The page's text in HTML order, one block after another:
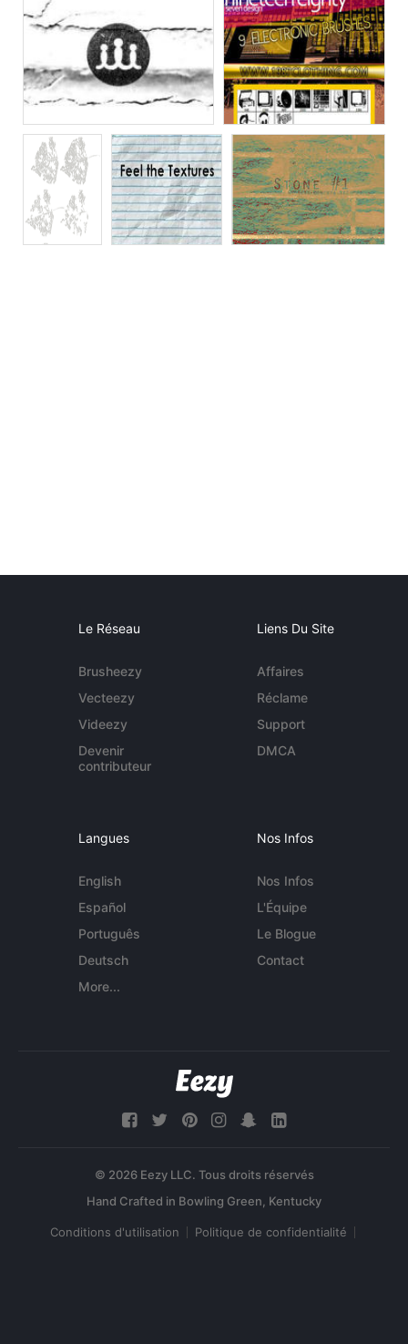
Le Réseau
Brusheezy
Vecteezy
Videezy
Devenir
contributeur
Liens Du Site
Affaires
Réclame
Support
DMCA
Langues
English
Español
Português
Deutsch
More...
Nos Infos
Nos Infos
L'Équipe
Le Blogue
Contact
© 2026 Eezy LLC. Tous droits réservés
Conditions d'utilisation Politique de confidentialité